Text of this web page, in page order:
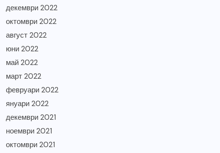
декември 2022
октомври 2022
август 2022
юни 2022
май 2022
март 2022
февруари 2022
януари 2022
декември 2021
ноември 2021
октомври 2021